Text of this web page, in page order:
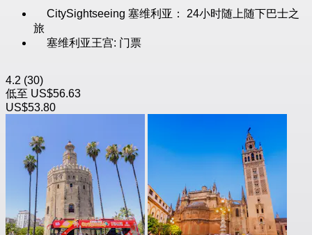
CitySightseeing 塞维利亚： 24小时随上随下巴士之
旅
塞维利亚王宫: 门票
4.2 (30)
低至 US$56.63
US$53.80